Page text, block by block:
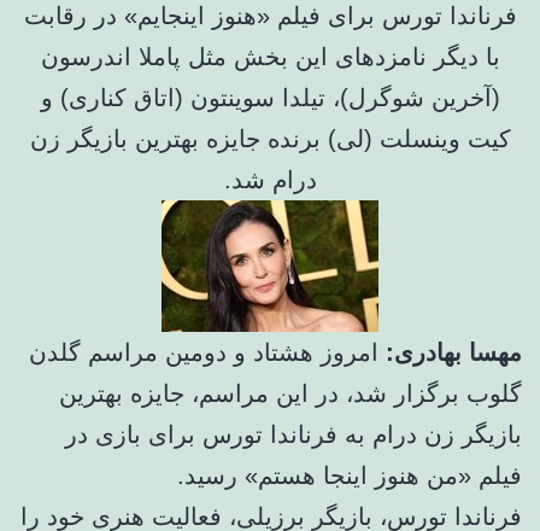
فرناندا تورس برای فیلم «هنوز اینجایم» در رقابت
با دیگر نامزدهای این بخش مثل پاملا اندرسون
(آخرین شوگرل)، تیلدا سوینتون (اتاق کناری) و
کیت وینسلت (لی) برنده جایزه بهترین بازیگر زن
درام شد.
مهسا بهادری: امروز هشتاد و دومین مراسم گلدن
گلوب برگزار شد، در این مراسم، جایزه بهترین
بازیگر زن درام به فرناندا تورس برای بازی در
فیلم «من هنوز اینجا هستم» رسید.
فرناندا تورس، بازیگر برزیلی، فعالیت هنری خود را